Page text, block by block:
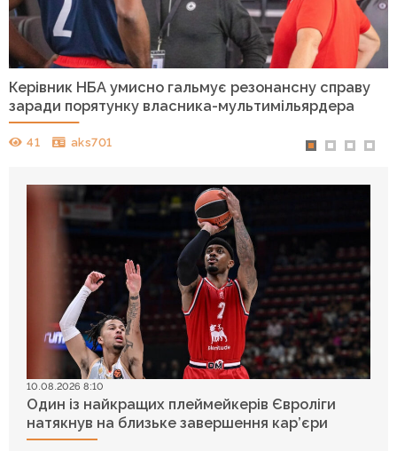
Керівник НБА умисно гальмує резонансну справу
заради порятунку власника-мультимільярдера
41 aks701
10.08.2026 8:10
Один із найкращих плеймейкерів Євроліги
натякнув на близьке завершення кар’єри